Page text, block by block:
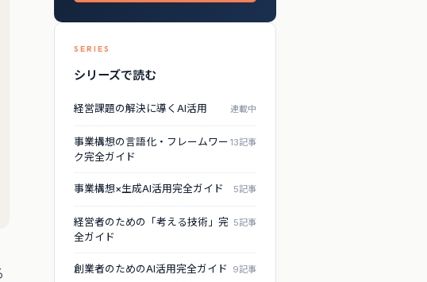
SERIES
シリーズで読む
経営課題の解決に導くAI活用 連載中
事業構想の言語化・フレームワー
ク完全ガイド
13記事
事業構想×生成AI活用完全ガイド 5記事
経営者のための「考える技術」完
全ガイド
5記事
創業者のためのAI活用完全ガイド 9記事